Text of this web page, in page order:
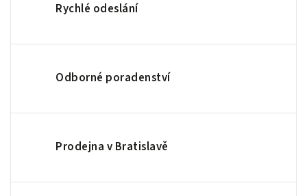
Rychlé odeslání
Odborné poradenství
Prodejna v Bratislavě